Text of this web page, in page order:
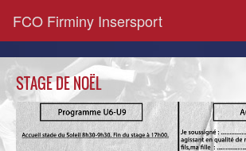
FCO Firminy Insersport
STAGE DE NOËL